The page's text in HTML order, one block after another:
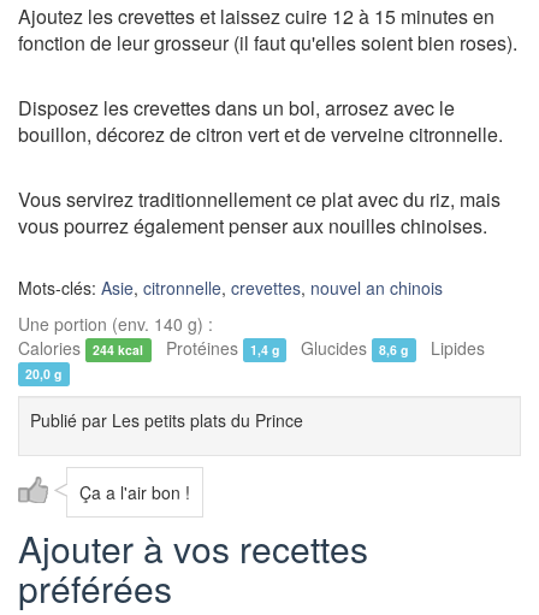
Ajoutez les crevettes et laissez cuire 12 à 15 minutes en
fonction de leur grosseur (il faut qu'elles soient bien roses).
Disposez les crevettes dans un bol, arrosez avec le
bouillon, décorez de citron vert et de verveine citronnelle.
Vous servirez traditionnellement ce plat avec du riz, mais
vous pourrez également penser aux nouilles chinoises.
Mots-clés: Asie, citronnelle, crevettes, nouvel an chinois
Une portion (env. 140 g) :
Calories
244 kcal Protéines 1,4 g Glucides 8,6 g Lipides
20,0 g
Publié par Les petits plats du Prince
Ça a l'air bon !
Ajouter à vos recettes
préférées